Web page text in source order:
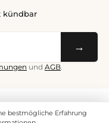
kündbar
→
und AGB.
vorbehalten.
bestmögliche Erfahrung